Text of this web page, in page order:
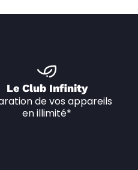
Le Club Infinity
de vos appareils
en illimité*